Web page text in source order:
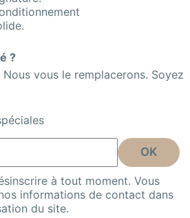
?
vous le remplacerons. Soyez
à tout moment. Vous
informations de contact dans
du site.